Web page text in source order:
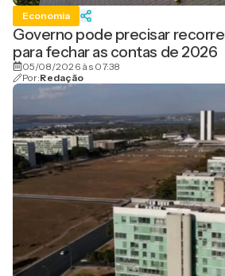
Economia
Governo pode precisar
para fechar as contas de 2026
05/08/2026 às 07:38
Por:Redação